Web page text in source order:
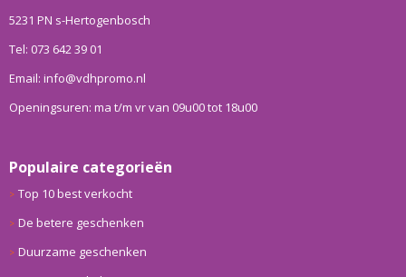
5231 PN s-Hertogenbosch
Tel: 073 642 39 01
Email: info@vdhpromo.nl
Openingsuren: ma t/m vr van 09u00 tot 18u00
Populaire categorieën
Top 10 best verkocht
De betere geschenken
Duurzame geschenken